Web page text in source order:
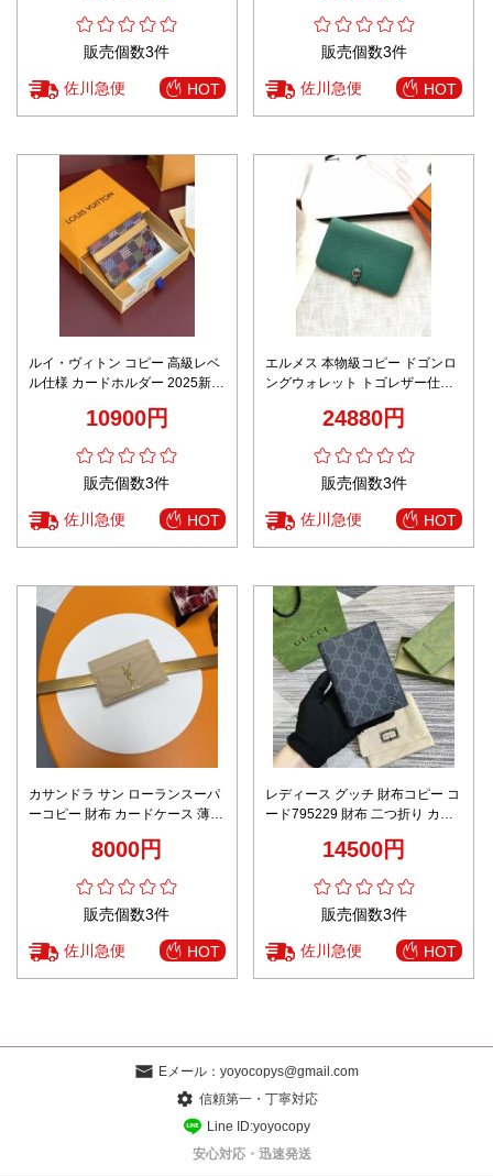
販売個数3件
佐川急便 HOT
販売個数3件
佐川急便 HOT
ルイ・ヴィトン コピー 高級レベ
ル仕様 カードホルダー 2025新作
10900円
販売個数3件
佐川急便 HOT
エルメス 本物級コピー ドゴンロ
ングウォレット トゴレザー仕様
24880円
販売個数3件
佐川急便 HOT
カサンドラ サン ローランスーパ
ーコピー 財布 カードケース 薄型
423291 ブラウン
8000円
販売個数3件
佐川急便 HOT
レディース グッチ 財布コピー コ
ード795229 財布 二つ折り カー
花柄 ブルー14500円
販売個数3件
佐川急便 HOT
Eメール： yoyocopys@gmail.com
信頼第一・丁寧対応
Line ID:yoyocopy
安心対応・迅速発送